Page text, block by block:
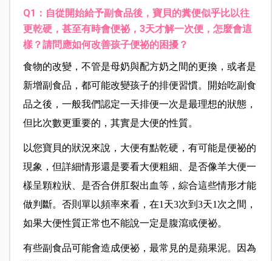
Q1 ：自從開始給予副食品後，寶貝的糞便似乎比以往
更乾硬，甚至有時會便祕， 3天才解一次便，怎麼會這
樣？請問應如何改善孩子便祕的困擾？
食物的改變，不管是母奶與配方奶之間的更換，或者是
新增副食品，都可能改變孩子的排便習慣。開始吃副食
品之後，一般我們認定一天排便一次是最理想的狀態，
但比次數更重要的，其實是大便的性質。
以您寶貝的狀況來說，大便有點乾硬，有可能是便祕的
現象，但詳細情形還是要看大便粗細、是否像羊大便一
樣呈顆粒狀、是否合併肛裂出血等，綜合這些情形才能
做判斷。否則單以頻率來看，在1天3次到3天1次之間，
如果大便性質正常也不能說一定是腹瀉或便祕。
有些副食品可能會造成便祕，最常見的是蘋果泥。因為